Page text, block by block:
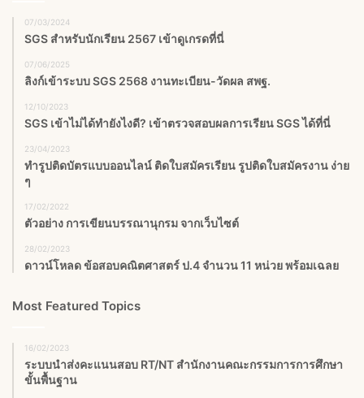
07/03/2024
SGS สําหรับนักเรียน 2567 เข้าดูเกรดที่นี่
07/06/2025
ลิงก์เข้าระบบ SGS 2568 งานทะเบียน-วัดผล สพฐ.
12/10/2023
SGS เข้าไม่ได้ทำยังไงดี? เข้าตรวจสอบผลการเรียน SGS ได้ที่นี่
23/04/2023
ทำรูปติดบัตรแบบออนไลน์ ติดใบสมัครเรียน รูปติดใบสมัครงาน ง่าย
ๆ
17/02/2022
ตัวอย่าง การเขียนบรรณานุกรม จากเว็บไซต์
28/02/2023
ดาวน์โหลด ข้อสอบคณิตศาสตร์ ป.4 จำนวน 11 หน่วย พร้อมเฉลย
Most Featured Topics
16/02/2023
ระบบนำส่งคะแนนสอบ RT/NT สำนักงานคณะกรรมการการศึกษา
ขั้นพื้นฐาน